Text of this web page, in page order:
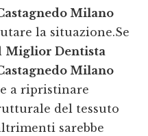
Milano
la situazione.Se
Miglior Dentista
Milano
a ripristinare
del tessuto
sarebbe